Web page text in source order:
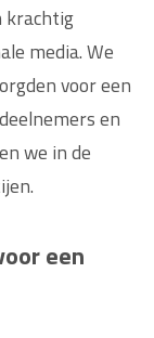
krachtig
media. We
voor een
en
we in de
een